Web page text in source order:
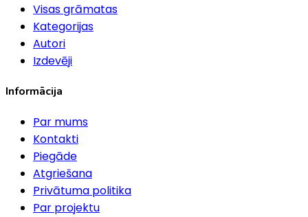
Visas grāmatas
Kategorijas
Autori
Izdevēji
Informācija
Par mums
Kontakti
Piegāde
Atgriešana
Privātuma politika
Par projektu